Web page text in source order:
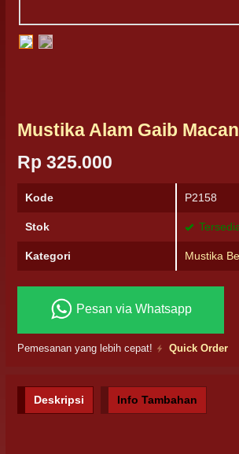
Mustika Alam Gaib
Rp 325.000
Kode P2158
Stok
Kategori Mustika
Pesan via Whatsapp
Pemesanan yang lebih cepat! Quick Order
Deskripsi Info Tambahan